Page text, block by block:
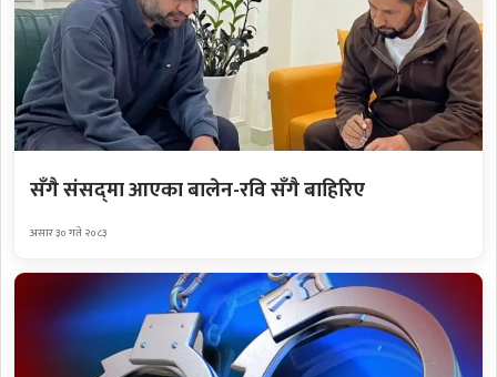
सँगै संसद्‌मा आएका बालेन-रवि सँगै बाहिरिए
असार ३० गते २०८३